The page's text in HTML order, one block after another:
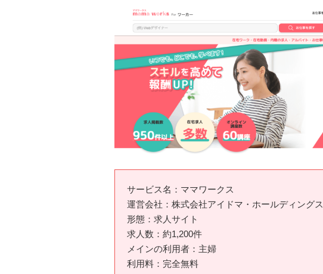
サービス名：ママワークス
運営会社：株式会社アイドマ・ホールディングス
形態：求人サイト
求人数：約1,200件
メインの利用者：主婦
利用料：完全無料